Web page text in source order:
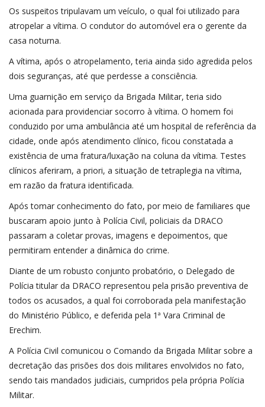
Os suspeitos tripulavam um veículo, o qual foi utilizado para
atropelar a vítima. O condutor do automóvel era o gerente da
casa noturna.
A vítima, após o atropelamento, teria ainda sido agredida pelos
dois seguranças, até que perdesse a consciência.
Uma guarnição em serviço da Brigada Militar, teria sido
acionada para providenciar socorro à vítima. O homem foi
conduzido por uma ambulância até um hospital de referência da
cidade, onde após atendimento clínico, ficou constatada a
existência de uma fratura/luxação na coluna da vítima. Testes
clínicos aferiram, a priori, a situação de tetraplegia na vítima,
em razão da fratura identificada.
Após tomar conhecimento do fato, por meio de familiares que
buscaram apoio junto à Polícia Civil, policiais da DRACO
passaram a coletar provas, imagens e depoimentos, que
permitiram entender a dinâmica do crime.
Diante de um robusto conjunto probatório, o Delegado de
Polícia titular da DRACO representou pela prisão preventiva de
todos os acusados, a qual foi corroborada pela manifestação
do Ministério Público, e deferida pela 1ª Vara Criminal de
Erechim.
A Polícia Civil comunicou o Comando da Brigada Militar sobre a
decretação das prisões dos dois militares envolvidos no fato,
sendo tais mandados judiciais, cumpridos pela própria Polícia
Militar.